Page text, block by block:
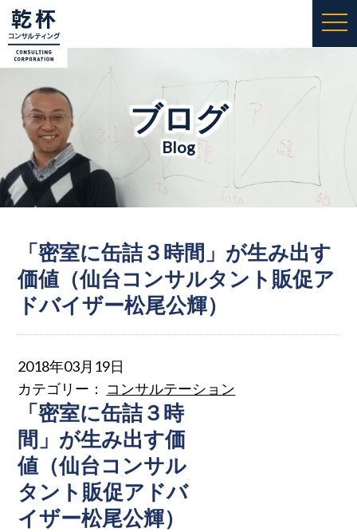
ブログ
Blog
「密室に缶詰３時間」が生み出す
価値（仙台コンサルタント販促ア
ドバイザー松尾公輝）
2018年03月19日
カテゴリー： コンサルテーション
「密室に缶詰３時
間」が生み出す価
値（仙台コンサル
タント販促アドバ
イザー松尾公輝）